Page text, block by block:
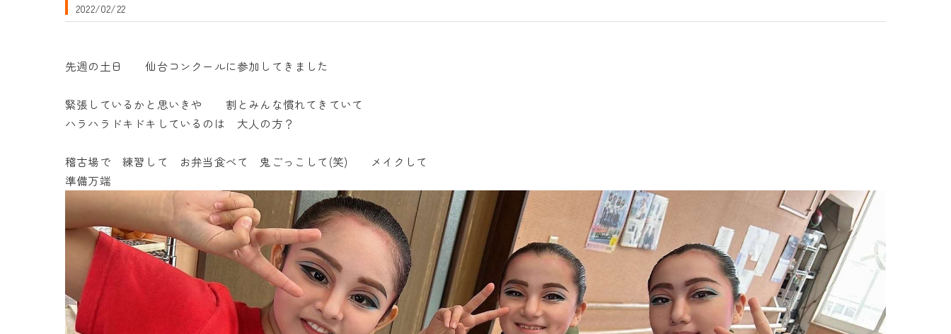
2022/02/22
先週の土日 仙台コンクールに参加してきました
緊張しているかと思いきや 割とみんな慣れてきていて
ハラハラドキドキしているのは 大人の方？
稽古場で 練習して お弁当食べて 鬼ごっこして(笑) メイクして
準備万端